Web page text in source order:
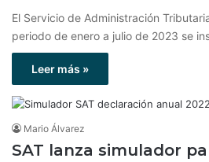
El Servicio de Administración
periodo de enero a julio de 2023 se
Leer más »
Mario Álvarez
SAT lanza simulador